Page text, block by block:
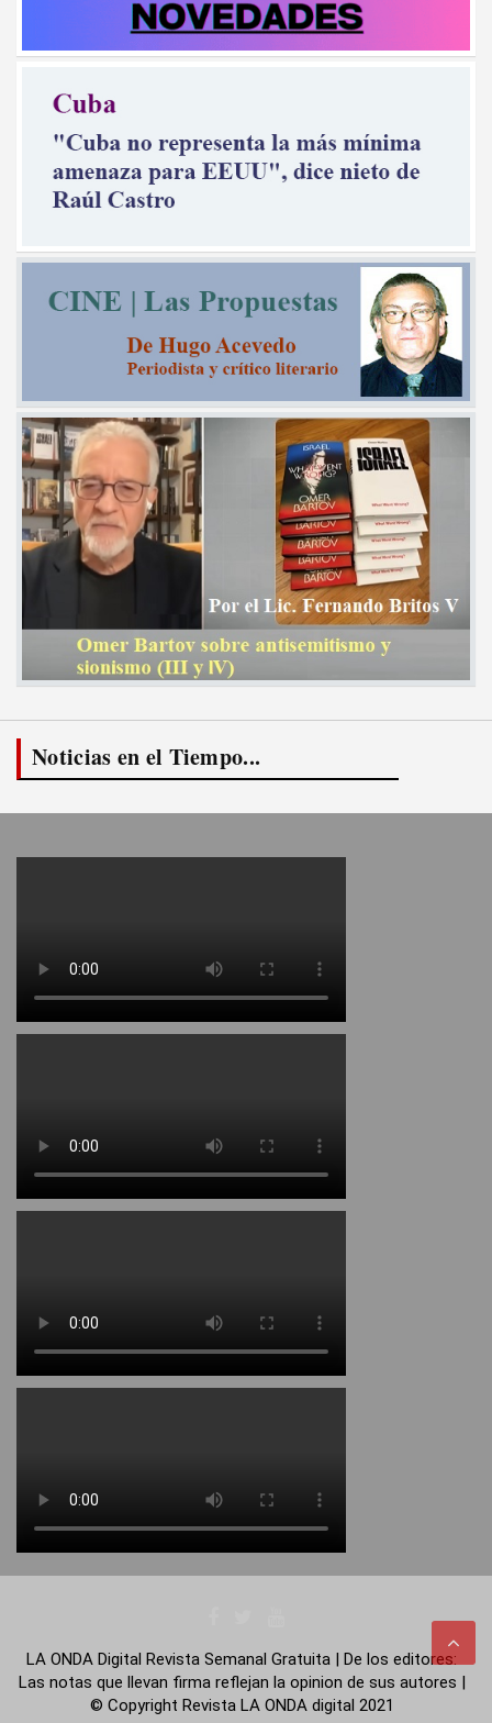
Noticias en el Tiempo...
LA ONDA Digital Revista Semanal Gratuita | De los editores:
Las notas que llevan firma reflejan la opinion de sus autores |
© Copyright Revista LA ONDA digital 2021